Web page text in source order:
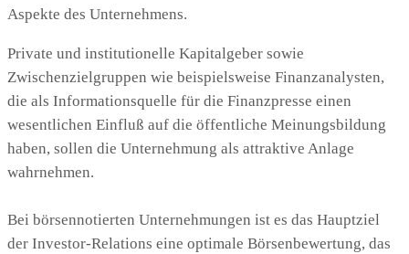
Aspekte des Unternehmens.
Private und institutionelle Kapitalgeber sowie
Zwischenzielgruppen wie beispielsweise Finanzanalysten,
die als Informationsquelle für die Finanzpresse einen
wesentlichen Einfluß auf die öffentliche Meinungsbildung
haben, sollen die Unternehmung als attraktive Anlage
wahrnehmen.
Bei börsennotierten Unternehmungen ist es das Hauptziel
der Investor-Relations eine optimale Börsenbewertung, das